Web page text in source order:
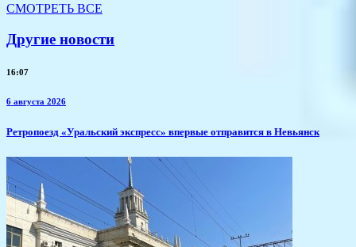
СМОТРЕТЬ ВСЕ
Другие новости
16:07
6 августа 2026
​Ретропоезд «Уральский экспресс» впервые отправится в Невьянск